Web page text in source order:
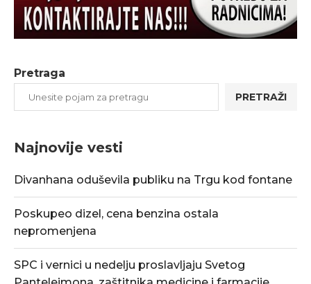
Pretraga
PRETRAŽI
Najnovije vesti
Divanhana oduševila publiku na Trgu kod fontane
Poskupeo dizel, cena benzina ostala
nepromenjena
SPC i vernici u nedelju proslavljaju Svetog